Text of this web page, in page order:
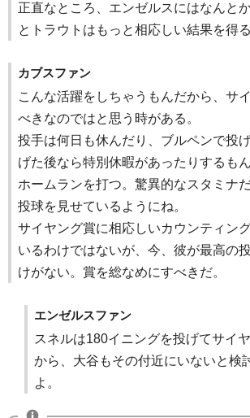
正直なところ、エンゼルスにはなんと
とトラウトはもっと相応しい結果を得
カブスファン
こんな活躍をしちゃうもんだから、サ
べきなのではと思う時がある。
投手は何日も休んだり、ブルペンで投
げた後なら特別休暇があったりするも
ホームランを打つ。驚異的なスタミナ
投球を見せているようにね。
サイヤング賞に相応しいカウンティン
いるわけではないが、今、彼が最高の
けがない。賞を総なめにすべきだ。
エンゼルスファン
スネルは180イニングを投げてサイ
から、大谷もその付近にいないと検
よ。